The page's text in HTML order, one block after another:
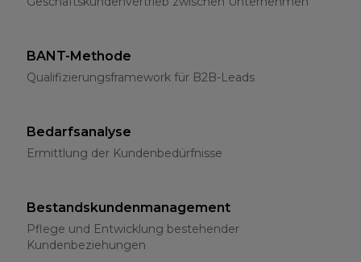
BANT-Methode
Qualifizierungsframework für B2B-Leads
Bedarfsanalyse
Ermittlung der Kundenbedürfnisse
Bestandskundenmanagement
Pflege und Entwicklung bestehender
Kundenbeziehungen